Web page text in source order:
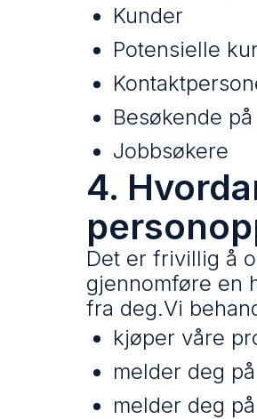
Kunder
Potensielle
Besøkende
Jobbsøkere
4.
Det er frivillig å
gjennomføre en
fra deg.Vi
kjøper våre
melder deg
melder deg